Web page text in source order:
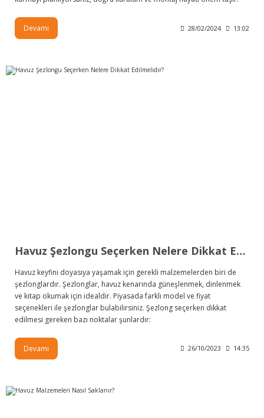
Devamı 28/02/2024 13:02
Havuz Şezlongu Seçerken Nelere Dikkat Edilmelidir?
Havuz keyfini doyasıya yaşamak için gerekli malzemelerden biri de
şezlonglardır. Şezlonglar, havuz kenarında güneşlenmek, dinlenmek
ve kitap okumak için idealdir. Piyasada farklı model ve fiyat
seçenekleri ile şezlonglar bulabilirsiniz. Şezlong seçerken dikkat
edilmesi gereken bazı noktalar şunlardır:
Devamı 26/10/2023 14:35